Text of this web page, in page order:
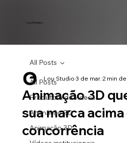
Lou Studios
All Posts
Produtora de vídeos
Animação 2D
Animação 3D
All Posts
Animação 3D
sua marca acima
concorrência
Lou Studio3 de mar.2 min